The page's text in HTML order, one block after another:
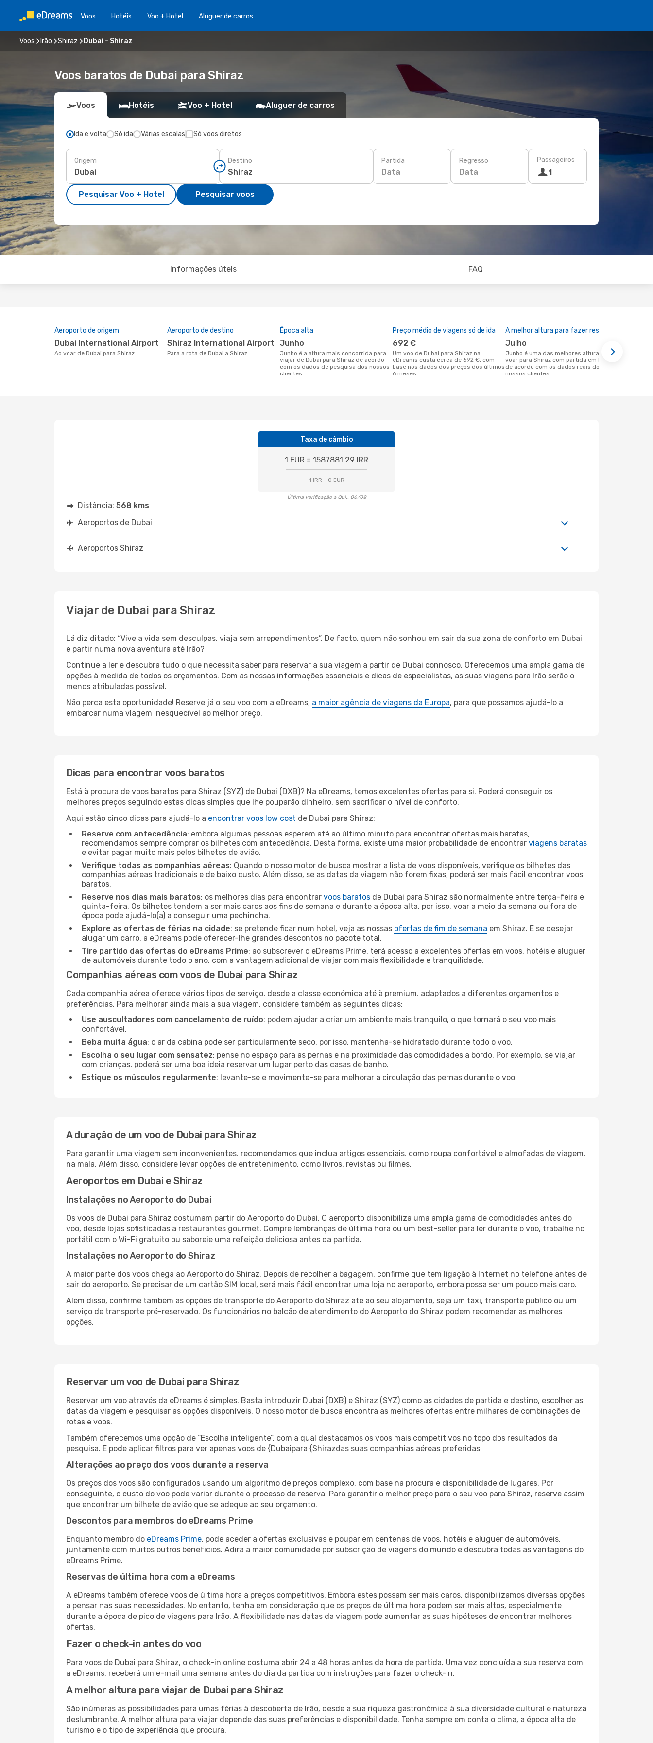
Voos Hotéis Voo + Hotel Aluguer de carros
Voos Irão Shiraz Dubai - Shiraz
Voos baratos de Dubai para Shiraz
Voos Hotéis Voo + Hotel Aluguer de carros
Ida e volta Só ida Várias escalas Só voos diretos
Origem Destino Partida
Data
Regresso
Data
Passageiros
1
Pesquisar Voo + Hotel Pesquisar voos
Informações úteis FAQ
Aeroporto de origem
Dubai International Airport
Ao voar de Dubai para Shiraz
Aeroporto de destino
Shiraz International Airport
Para a rota de Dubai a Shiraz
Época alta
junho
junho é a altura mais concorrida para
viajar de Dubai para Shiraz de acordo
com os dados de pesquisa dos nossos
clientes
Preço médio de viagens só de ida
692 €
Um voo de Dubai para Shiraz na
eDreams custa cerca de 692 €, com
base nos dados dos preços dos últimos
6 meses
A melhor altura para fazer reserva
julho
junho é uma das melhores alturas para
voar para Shiraz com partida em Dubai
de acordo com os dados reais dos
nossos clientes
Taxa de câmbio
1 EUR = 1587881.29 IRR
1 IRR = 0 EUR
Última verificação a Qui., 06/08
Distância: 568 kms
Aeroportos de Dubai
Aeroportos Shiraz
Viajar de Dubai para Shiraz
Lá diz ditado: “Vive a vida sem desculpas, viaja sem arrependimentos”. De facto, quem não sonhou em sair da sua zona de conforto em Dubai
e partir numa nova aventura até Irão?
Continue a ler e descubra tudo o que necessita saber para reservar a sua viagem a partir de Dubai connosco. Oferecemos uma ampla gama de
opções à medida de todos os orçamentos. Com as nossas informações essenciais e dicas de especialistas, as suas viagens para Irão serão o
menos atribuladas possível.
Não perca esta oportunidade! Reserve já o seu voo com a eDreams, a maior agência de viagens da Europa, para que possamos ajudá-lo a
embarcar numa viagem inesquecível ao melhor preço.
Dicas para encontrar voos baratos
Está à procura de voos baratos para Shiraz (SYZ) de Dubai (DXB)? Na eDreams, temos excelentes ofertas para si. Poderá conseguir os
melhores preços seguindo estas dicas simples que lhe pouparão dinheiro, sem sacrificar o nível de conforto.
Aqui estão cinco dicas para ajudá-lo a encontrar voos low cost de Dubai para Shiraz:
Reserve com antecedência: embora algumas pessoas esperem até ao último minuto para encontrar ofertas mais baratas,
recomendamos sempre comprar os bilhetes com antecedência. Desta forma, existe uma maior probabilidade de encontrar viagens baratas
e evitar pagar muito mais pelos bilhetes de avião.
Verifique todas as companhias aéreas: Quando o nosso motor de busca mostrar a lista de voos disponíveis, verifique os bilhetes das
companhias aéreas tradicionais e de baixo custo. Além disso, se as datas da viagem não forem fixas, poderá ser mais fácil encontrar voos
baratos.
Reserve nos dias mais baratos: os melhores dias para encontrar voos baratos de Dubai para Shiraz são normalmente entre terça-feira e
quinta-feira. Os bilhetes tendem a ser mais caros aos fins de semana e durante a época alta, por isso, voar a meio da semana ou fora de
época pode ajudá-lo(a) a conseguir uma pechincha.
Explore as ofertas de férias na cidade: se pretende ficar num hotel, veja as nossas ofertas de fim de semana em Shiraz. E se desejar
alugar um carro, a eDreams pode oferecer-lhe grandes descontos no pacote total.
Tire partido das ofertas do eDreams Prime: ao subscrever o eDreams Prime, terá acesso a excelentes ofertas em voos, hotéis e aluguer
de automóveis durante todo o ano, com a vantagem adicional de viajar com mais flexibilidade e tranquilidade.
Companhias aéreas com voos de Dubai para Shiraz
Cada companhia aérea oferece vários tipos de serviço, desde a classe económica até à premium, adaptados a diferentes orçamentos e
preferências. Para melhorar ainda mais a sua viagem, considere também as seguintes dicas:
Use auscultadores com cancelamento de ruído: podem ajudar a criar um ambiente mais tranquilo, o que tornará o seu voo mais
confortável.
Beba muita água: o ar da cabina pode ser particularmente seco, por isso, mantenha-se hidratado durante todo o voo.
Escolha o seu lugar com sensatez: pense no espaço para as pernas e na proximidade das comodidades a bordo. Por exemplo, se viajar
com crianças, poderá ser uma boa ideia reservar um lugar perto das casas de banho.
Estique os músculos regularmente: levante-se e movimente-se para melhorar a circulação das pernas durante o voo.
A duração de um voo de Dubai para Shiraz
Para garantir uma viagem sem inconvenientes, recomendamos que inclua artigos essenciais, como roupa confortável e almofadas de viagem,
na mala. Além disso, considere levar opções de entretenimento, como livros, revistas ou filmes.
Aeroportos em Dubai e Shiraz
Instalações no Aeroporto do Dubai
Os voos de Dubai para Shiraz costumam partir do Aeroporto do Dubai. O aeroporto disponibiliza uma ampla gama de comodidades antes do
voo, desde lojas sofisticadas a restaurantes gourmet. Compre lembranças de última hora ou um best-seller para ler durante o voo, trabalhe no
portátil com o Wi-Fi gratuito ou saboreie uma refeição deliciosa antes da partida.
Instalações no Aeroporto do Shiraz
A maior parte dos voos chega ao Aeroporto do Shiraz. Depois de recolher a bagagem, confirme que tem ligação à Internet no telefone antes de
sair do aeroporto. Se precisar de um cartão SIM local, será mais fácil encontrar uma loja no aeroporto, embora possa ser um pouco mais caro.
Além disso, confirme também as opções de transporte do Aeroporto do Shiraz até ao seu alojamento, seja um táxi, transporte público ou um
serviço de transporte pré-reservado. Os funcionários no balcão de atendimento do Aeroporto do Shiraz podem recomendar as melhores
opções.
Reservar um voo de Dubai para Shiraz
Reservar um voo através da eDreams é simples. Basta introduzir Dubai (DXB) e Shiraz (SYZ) como as cidades de partida e destino, escolher as
datas da viagem e pesquisar as opções disponíveis. O nosso motor de busca encontra as melhores ofertas entre milhares de combinações de
rotas e voos.
Também oferecemos uma opção de “Escolha inteligente”, com a qual destacamos os voos mais competitivos no topo dos resultados da
pesquisa. E pode aplicar filtros para ver apenas voos de {Dubaipara {Shirazdas suas companhias aéreas preferidas.
Alterações ao preço dos voos durante a reserva
Os preços dos voos são configurados usando um algoritmo de preços complexo, com base na procura e disponibilidade de lugares. Por
conseguinte, o custo do voo pode variar durante o processo de reserva. Para garantir o melhor preço para o seu voo para Shiraz, reserve assim
que encontrar um bilhete de avião que se adeque ao seu orçamento.
Descontos para membros do eDreams Prime
Enquanto membro do eDreams Prime, pode aceder a ofertas exclusivas e poupar em centenas de voos, hotéis e aluguer de automóveis,
juntamente com muitos outros benefícios. Adira à maior comunidade por subscrição de viagens do mundo e descubra todas as vantagens do
eDreams Prime.
Reservas de última hora com a eDreams
A eDreams também oferece voos de última hora a preços competitivos. Embora estes possam ser mais caros, disponibilizamos diversas opções
a pensar nas suas necessidades. No entanto, tenha em consideração que os preços de última hora podem ser mais altos, especialmente
durante a época de pico de viagens para Irão. A flexibilidade nas datas da viagem pode aumentar as suas hipóteses de encontrar melhores
ofertas.
Fazer o check-in antes do voo
Para voos de Dubai para Shiraz, o check-in online costuma abrir 24 a 48 horas antes da hora de partida. Uma vez concluída a sua reserva com
a eDreams, receberá um e-mail uma semana antes do dia da partida com instruções para fazer o check-in.
A melhor altura para viajar de Dubai para Shiraz
São inúmeras as possibilidades para umas férias à descoberta de Irão, desde a sua riqueza gastronómica à sua diversidade cultural e natureza
deslumbrante. A melhor altura para viajar depende das suas preferências e disponibilidade. Tenha sempre em conta o clima, a época alta de
turismo e o tipo de experiência que procura.